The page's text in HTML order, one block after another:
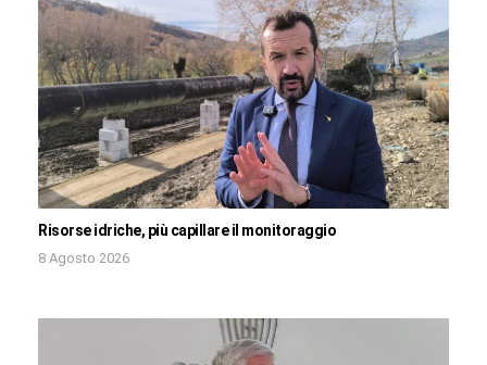
Risorse idriche, più capillare il monitoraggio
8 Agosto 2026